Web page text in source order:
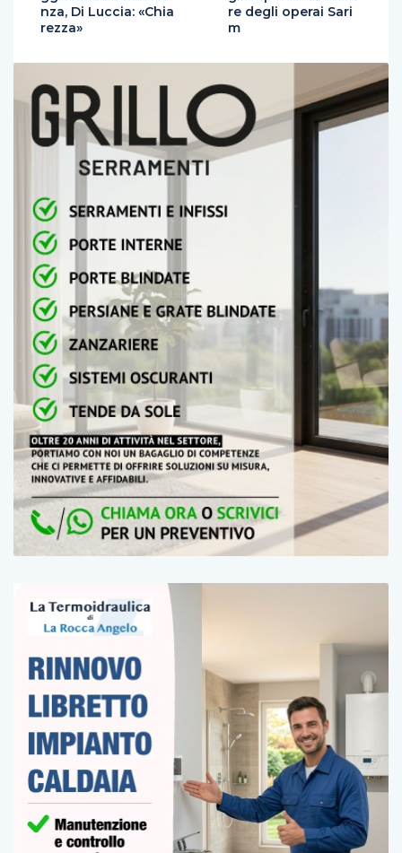
nza, Di Luccia: «Chia
rezza»
re degli operai Sari
m